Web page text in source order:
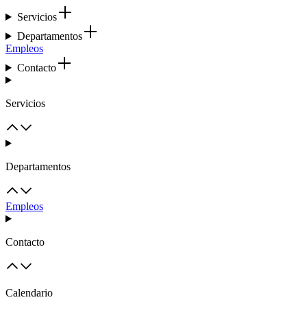
Servicios
Departamentos
Empleos
Contacto
Servicios
Departamentos
Empleos
Contacto
Calendario